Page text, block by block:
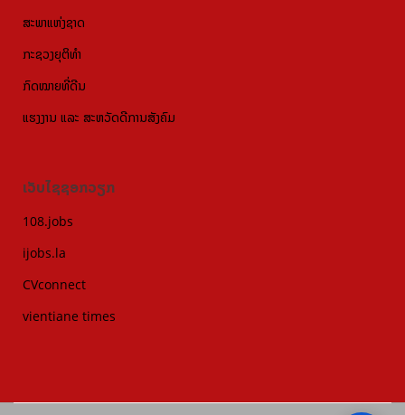
ສະພາແຫ່ງຊາດ
ກະຊວງຍຸຕິທຳ
ກົດໝາຍທີ່ດີນ
ແຮງງານ ແລະ ສະຫວັດດີການສັງຄົມ
ເວັບໄຊຊອກວຽກ
108.jobs
ijobs.la
CVconnect
vientiane times